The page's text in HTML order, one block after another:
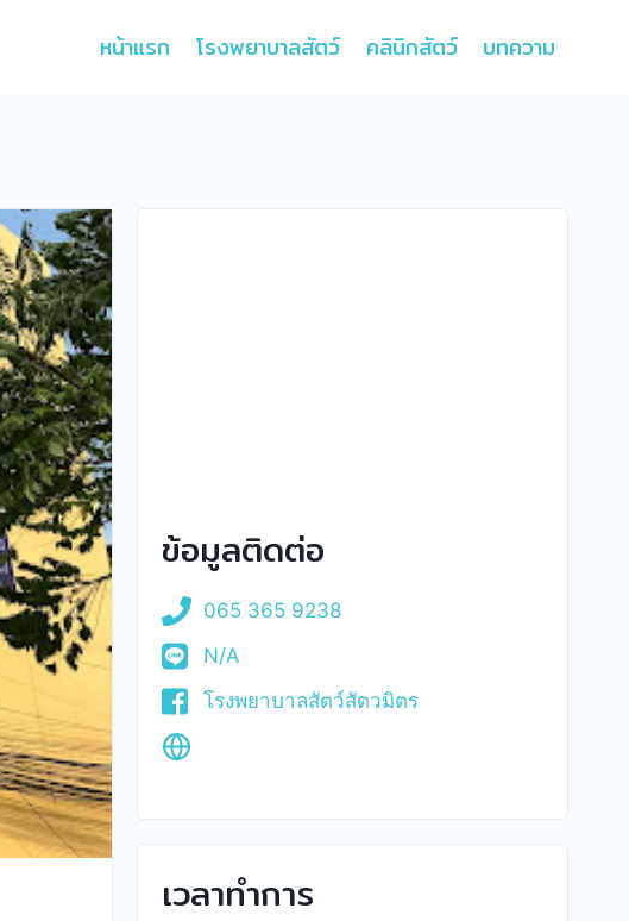
หน้าแรก โรงพยาบาลสัตว์ คลินิกสัตว์ บทความ
ข้อมูลติดต่อ
065 365 9238
N/A
โรงพยาบาลสัตว์สัตวมิตร
เวลาทำการ